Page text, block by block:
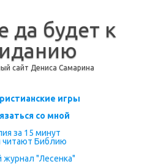
да будет к
сайт Дениса Самарина
содержимомуигры
со мной
за 15 минут
читают Библию
журнал "Лесенка"